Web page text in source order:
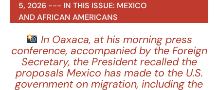
5, 2026 --- IN THIS ISSUE: MEXICO
AND AFRICAN AMERICANS
In Oaxaca, at his morning press
conference, accompanied by the Foreign
Secretary, the President recalled the
proposals Mexico has made to the U.S.
government on migration, including the